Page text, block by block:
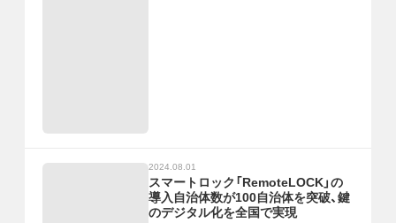
2024.08.01
スマートロック「RemoteLOCK」の
導入自治体数が100自治体を突破、鍵
のデジタル化を全国で実現